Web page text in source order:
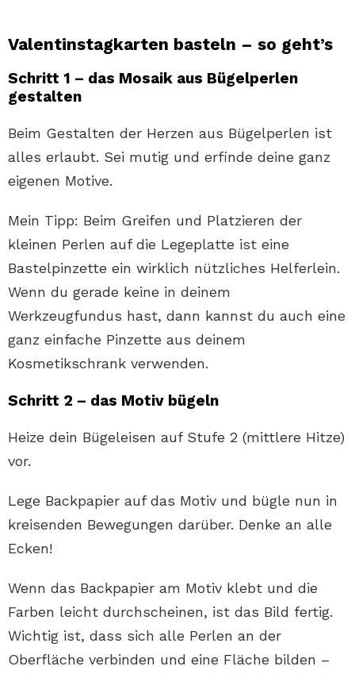
Valentinstagkarten basteln – so geht’s
Schritt 1 – das Mosaik aus Bügelperlen
gestalten
Beim Gestalten der Herzen aus Bügelperlen ist
alles erlaubt. Sei mutig und erfinde deine ganz
eigenen Motive.
Mein Tipp: Beim Greifen und Platzieren der
kleinen Perlen auf die Legeplatte ist eine
Bastelpinzette ein wirklich nützliches Helferlein.
Wenn du gerade keine in deinem
Werkzeugfundus hast, dann kannst du auch eine
ganz einfache Pinzette aus deinem
Kosmetikschrank verwenden.
Schritt 2 – das Motiv bügeln
Heize dein Bügeleisen auf Stufe 2 (mittlere Hitze)
vor.
Lege Backpapier auf das Motiv und bügle nun in
kreisenden Bewegungen darüber. Denke an alle
Ecken!
Wenn das Backpapier am Motiv klebt und die
Farben leicht durchscheinen, ist das Bild fertig.
Wichtig ist, dass sich alle Perlen an der
Oberfläche verbinden und eine Fläche bilden –